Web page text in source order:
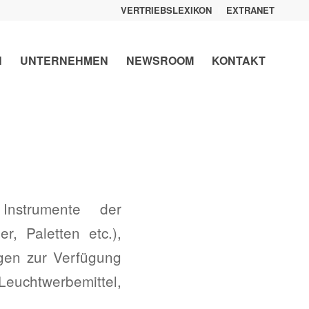
VERTRIEBSLEXIKON EXTRANET
UNTERNEHMEN NEWSROOM KONTAKT
der
Paletten etc.),
zur Verfügung